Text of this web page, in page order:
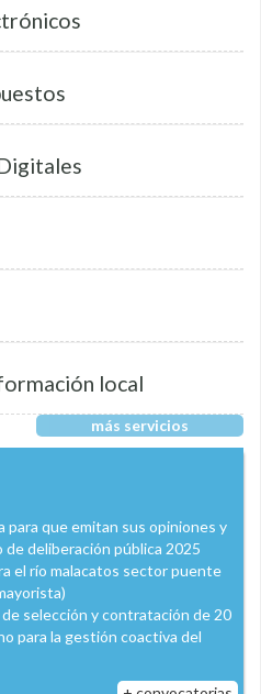
local
más servicios
para que emitan sus opiniones y
deliberación pública 2025
el río malacatos sector puente
selección y contratación de 20
para la gestión coactiva del